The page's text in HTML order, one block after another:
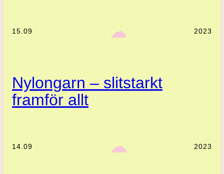
15.09 ‎ ‎‎ ☁︎‎‎ 2023
Nylongarn – slitstarkt
framför allt
14.09 ‎ ‎‎ ☁︎‎‎ 2023